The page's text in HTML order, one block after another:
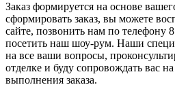
Заказ формируется на основе
сформировать заказ, вы можете
сайте, позвонить нам по телефону
посетить наш шоу-рум. Наши
на все ваши вопросы,
отделке и буду сопровождать вас
выполнения заказа.